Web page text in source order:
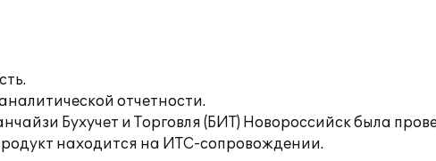
отчетности.
Бухучет и Торговля (БИТ) Новороссийск была
находится на ИТС-сопровождении.